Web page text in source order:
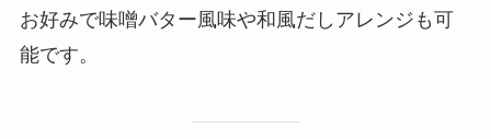
お好みで味噌バター風味や和風だしアレンジも可
能です。